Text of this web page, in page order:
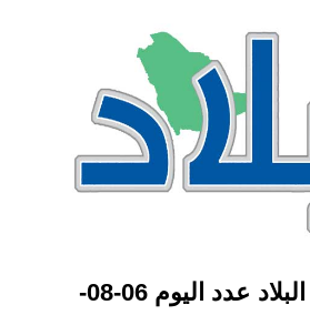
تحميل PDF البلاد عدد اليوم 06-08-